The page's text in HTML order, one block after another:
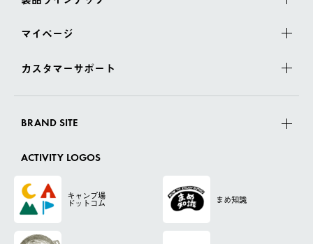
マイページ
カスタマーサポート
BRAND SITE
ACTIVITY LOGOS
キャンプ場
ドットコム まめ知識